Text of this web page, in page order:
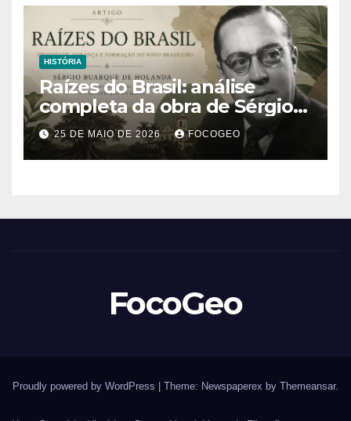
HISTÓRIA
Raízes do Brasil: análise
completa da obra de Sérgio
Buarque de Holanda e sua
importância para entender a
formação do Brasil
25 DE MAIO DE 2026 FOCOGEO
FocoGeo
Proudly powered by WordPress Theme: Newspaperex by Themeansar.